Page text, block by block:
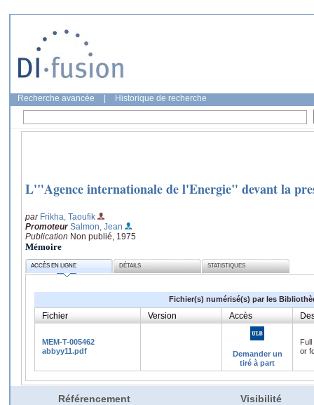
Recherche avancée Historique de recherche
L'"Agence internationale de l'Energie" devant la
par Frikha, Taoufik
Promoteur Salmon, Jean
Publication Non publié, 1975
Mémoire
ACCÈS EN LIGNE DÉTAILS STATISTIQUES
Fichier(s) numérisé(s) par les
Fichier Version Accès
MEM-T-005462
abbyy11.pdf
Demander un
tiré à part
or
Référencement Visibilité